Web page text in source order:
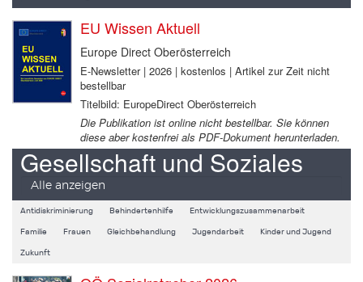
EU Wissen Aktuell
Europe Direct Oberösterreich
E-Newsletter | 2026 | kostenlos | Artikel zur Zeit nicht
bestellbar
Titelbild: EuropeDirect Oberösterreich
Die Publikation ist online nicht bestellbar. Sie können
diese aber kostenfrei als PDF-Dokument herunterladen.
Gesellschaft und Soziales
Alle anzeigen
Antidiskriminierung Behindertenhilfe Entwicklungszusammenarbeit
Familie Frauen Gleichbehandlung Jugendarbeit Kinder und Jugend
Zukunft